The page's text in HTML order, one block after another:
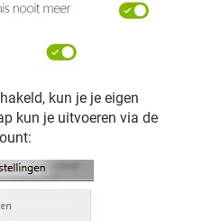
kun je je eigen
kun je uitvoeren via de